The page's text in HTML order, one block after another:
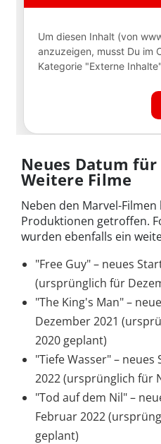
Neues Datum
Weitere Filme
Neben den Marvel-
Produktionen getroffen.
wurden ebenfalls ein
"Free Guy" – neues
(ursprünglich für
"The King's Man" –
Dezember 2021
2020 geplant)
"Tiefe Wasser" –
2022 (ursprünglich für
"Tod auf dem Nil" –
Februar 2022
geplant)